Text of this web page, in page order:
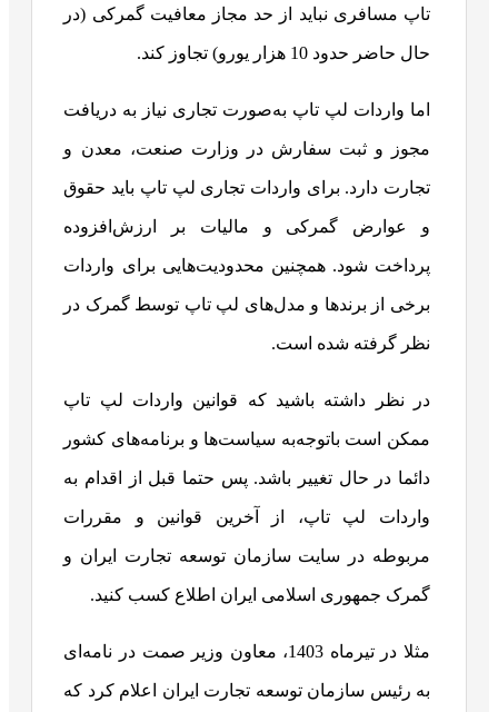
تاپ مسافری نباید از حد مجاز معافیت گمرکی (در
حال حاضر حدود 10 هزار یورو) تجاوز کند.
اما واردات لپ تاپ به‌صورت تجاری نیاز به دریافت
مجوز و ثبت سفارش در وزارت صنعت، معدن و
تجارت دارد. برای واردات تجاری لپ تاپ باید حقوق
و عوارض گمرکی و مالیات بر ارزش‌افزوده
پرداخت شود. همچنین محدودیت‌هایی برای واردات
برخی از برندها و مدل‌های لپ تاپ توسط گمرک در
نظر گرفته شده است.
در نظر داشته باشید که قوانین واردات لپ تاپ
ممکن است باتوجه‌به سیاست‌ها و برنامه‌های کشور
دائما در حال تغییر باشد. پس حتما قبل از اقدام به
واردات لپ تاپ، از آخرین قوانین و مقررات
مربوطه در سایت سازمان توسعه تجارت ایران و
گمرک جمهوری اسلامی ایران اطلاع کسب کنید.
مثلا در تیرماه 1403، معاون وزیر صمت در نامه‌ای
به رئیس سازمان توسعه تجارت ایران اعلام کرد که